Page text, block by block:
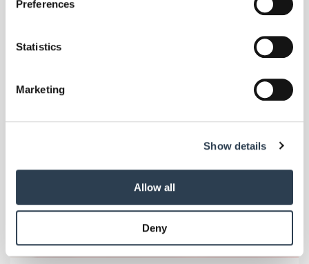
Collect information about your geographical location
Identify your device by actively scanning it for
Find out more about how your personal data is processed
and set your preferences in the
provide social media features and to analyse our traffic.
provided to them or that they’ve collected from your use
Weitere Informationen:Impressum Datenschutz
Preferences
Statistics
Marketing
Show details
Allow all
Deny
Foto: © Lician Milasan/123RF.com